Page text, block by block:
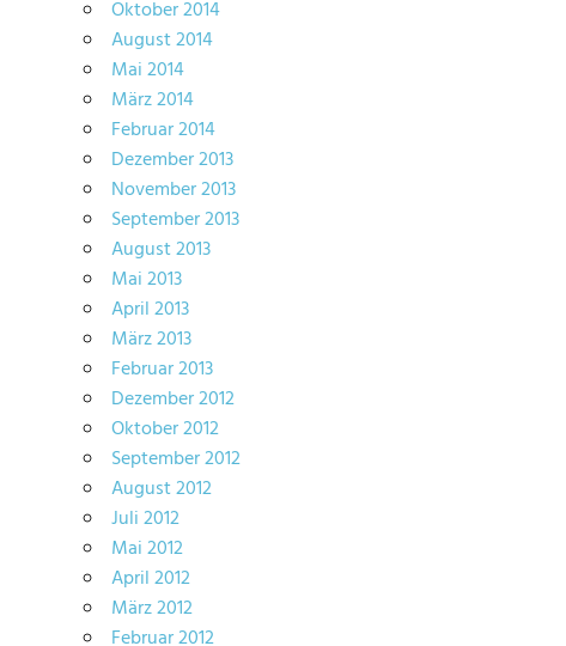
Oktober 2014
August 2014
Mai 2014
März 2014
Februar 2014
Dezember 2013
November 2013
September 2013
August 2013
Mai 2013
April 2013
März 2013
Februar 2013
Dezember 2012
Oktober 2012
September 2012
August 2012
Juli 2012
Mai 2012
April 2012
März 2012
Februar 2012